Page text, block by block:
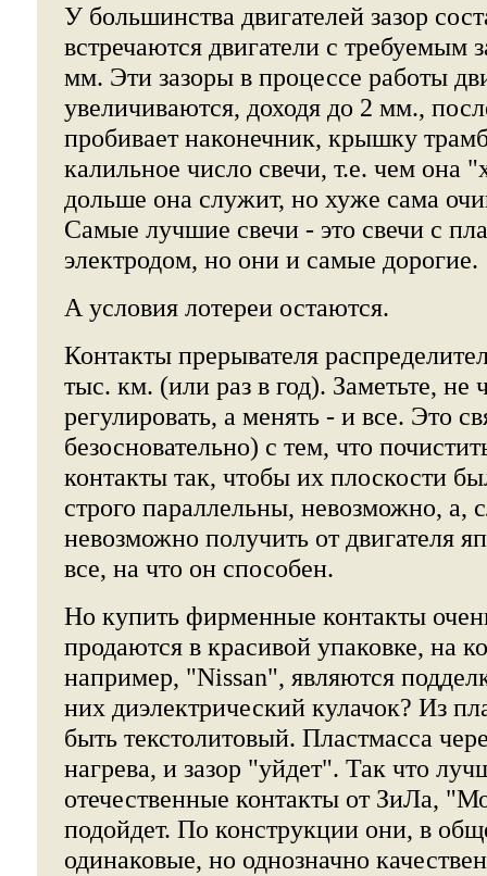
У большинства двигателей зазор
встречаются двигатели с требуемым
мм. Эти зазоры в процессе работы
увеличиваются, доходя до 2 мм.,
пробивает наконечник, крышку
калильное число свечи, т.е. чем она
дольше она служит, но хуже сама
Самые лучшие свечи - это свечи с
электродом, но они и самые дорогие.
А условия лотереи остаются.
Контакты прерывателя
тыс. км. (или раз в год). Заметьте, не
регулировать, а менять - и все. Это
безосновательно) с тем, что
контакты так, чтобы их плоскости
строго параллельны, невозможно, а,
невозможно получить от двигателя
все, на что он способен.
Но купить фирменные контакты
продаются в красивой упаковке, на
например, "Nissan", являются
них диэлектрический кулачок? Из
быть текстолитовый. Пластмасса
нагрева, и зазор "уйдет". Так что
отечественные контакты от ЗиЛа,
подойдет. По конструкции они, в
одинаковые, но однозначно